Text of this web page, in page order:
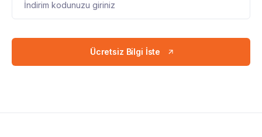
Ücretsiz Bilgi İste